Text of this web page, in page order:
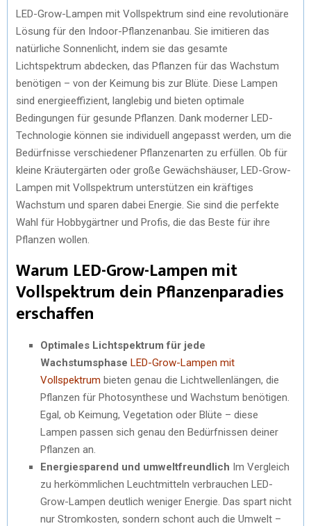
LED-Grow-Lampen mit Vollspektrum sind eine revolutionäre
Lösung für den Indoor-Pflanzenanbau. Sie imitieren das
natürliche Sonnenlicht, indem sie das gesamte
Lichtspektrum abdecken, das Pflanzen für das Wachstum
benötigen – von der Keimung bis zur Blüte. Diese Lampen
sind energieeffizient, langlebig und bieten optimale
Bedingungen für gesunde Pflanzen. Dank moderner LED-
Technologie können sie individuell angepasst werden, um die
Bedürfnisse verschiedener Pflanzenarten zu erfüllen. Ob für
kleine Kräutergärten oder große Gewächshäuser, LED-Grow-
Lampen mit Vollspektrum unterstützen ein kräftiges
Wachstum und sparen dabei Energie. Sie sind die perfekte
Wahl für Hobbygärtner und Profis, die das Beste für ihre
Pflanzen wollen.
Warum LED-Grow-Lampen mit
Vollspektrum dein Pflanzenparadies
erschaffen
Optimales Lichtspektrum für jede
Wachstumsphase LED-Grow-Lampen mit
Vollspektrum bieten genau die Lichtwellenlängen, die
Pflanzen für Photosynthese und Wachstum benötigen.
Egal, ob Keimung, Vegetation oder Blüte – diese
Lampen passen sich genau den Bedürfnissen deiner
Pflanzen an.
Energiesparend und umweltfreundlich Im Vergleich
zu herkömmlichen Leuchtmitteln verbrauchen LED-
Grow-Lampen deutlich weniger Energie. Das spart nicht
nur Stromkosten, sondern schont auch die Umwelt –